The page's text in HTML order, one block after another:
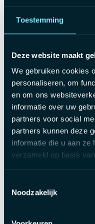
Toestemming
Deze website maakt
We gebruiken cookies
personaliseren, om
en om ons
informatie over uw
partners voor social
partners kunnen deze
informatie die u aan ze
verzameld op basis
Noodzakelijk
Je haalt energie
Je deelt graag
draagt bij aan
Wat mag je
Brutosalaris
afhankelijk van
Keuze tussen
een